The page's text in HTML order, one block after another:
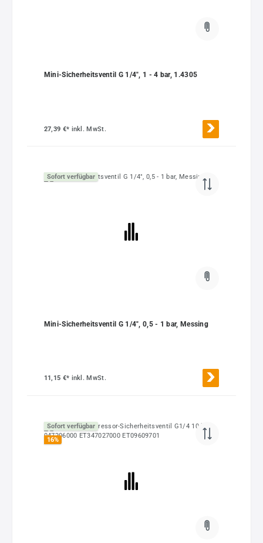
Mini-Sicherheitsventil G 1/4", 1 - 4 bar, 1.4305
27,39 €* inkl. MwSt.
Sofort verfügbar
Mini-Sicherheitsventil G 1/4", 0,5 - 1 bar, Messing
11,15 €* inkl. MwSt.
Sofort verfügbar
16%